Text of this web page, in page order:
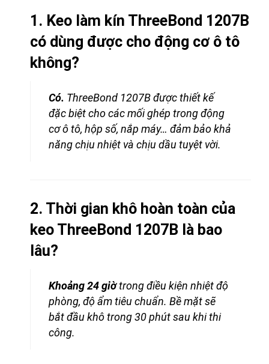
1. Keo làm kín ThreeBond 1207B
có dùng được cho động cơ ô tô
không?
Có. ThreeBond 1207B được thiết kế
đặc biệt cho các mối ghép trong động
cơ ô tô, hộp số, nắp máy… đảm bảo khả
năng chịu nhiệt và chịu dầu tuyệt vời.
2. Thời gian khô hoàn toàn của
keo ThreeBond 1207B là bao
lâu?
Khoảng 24 giờtrong điều kiện nhiệt độ
phòng, độ ẩm tiêu chuẩn. Bề mặt sẽ
bắt đầu khô trong 30 phút sau khi thi
công.